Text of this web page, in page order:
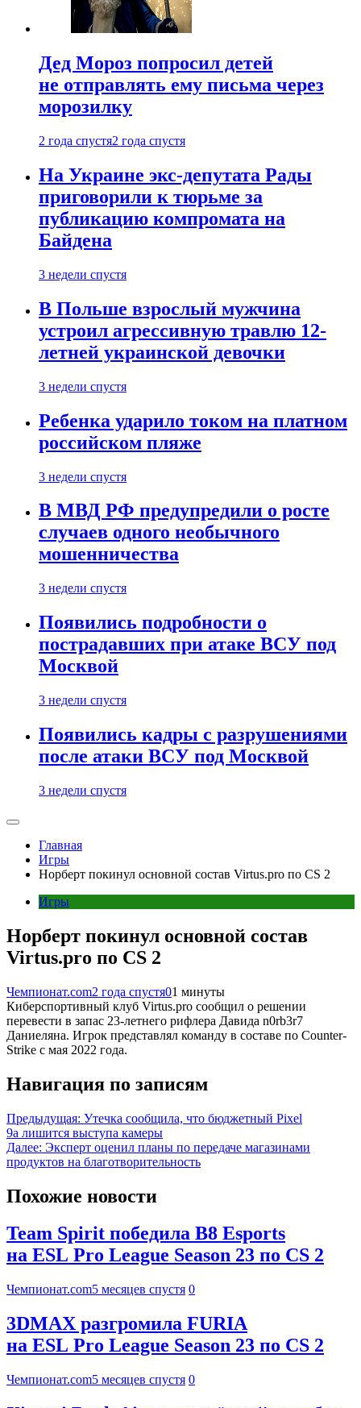
Дед Мороз попросил детей
не отправлять ему письма через
морозилку
2 года спустя2 года спустя
На Украине экс-депутата Рады
приговорили к тюрьме за
публикацию компромата на
Байдена
3 недели спустя
В Польше взрослый мужчина
устроил агрессивную травлю 12-
летней украинской девочки
3 недели спустя
Ребенка ударило током на платном
российском пляже
3 недели спустя
В МВД РФ предупредили о росте
случаев одного необычного
мошенничества
3 недели спустя
Появились подробности о
пострадавших при атаке ВСУ под
Москвой
3 недели спустя
Появились кадры с разрушениями
после атаки ВСУ под Москвой
3 недели спустя
Главная
Игры
Норберт покинул основной состав Virtus.pro по CS 2
Игры
Норберт покинул основной состав
Virtus.pro по CS 2
Чемпионат.com2 года спустя01 минуты
Киберспортивный клуб Virtus.pro сообщил о решении
перевести в запас 23-летнего рифлера Давида n0rb3r7
Даниеляна. Игрок представлял команду в составе по Counter-
Strike с мая 2022 года.
Навигация по записям
Предыдущая: Утечка сообщила, что бюджетный Pixel
9a лишится выступа камеры
Далее: Эксперт оценил планы по передаче магазинами
продуктов на благотворительность
Похожие новости
Team Spirit победила B8 Esports
на ESL Pro League Season 23 по CS 2
Чемпионат.com5 месяцев спустя 0
3DMAX разгромила FURIA
на ESL Pro League Season 23 по CS 2
Чемпионат.com5 месяцев спустя 0